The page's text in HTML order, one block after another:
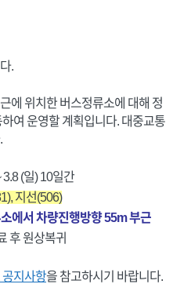
.
에 위치한 버스정류소에 대해 정
여 운영할 계획입니다. 대중교통
3.8 (일) 10일간
지선(506)
에서 차량진행방향 55m 부근
후 원상복귀
지사항을 참고하시기 바랍니다.